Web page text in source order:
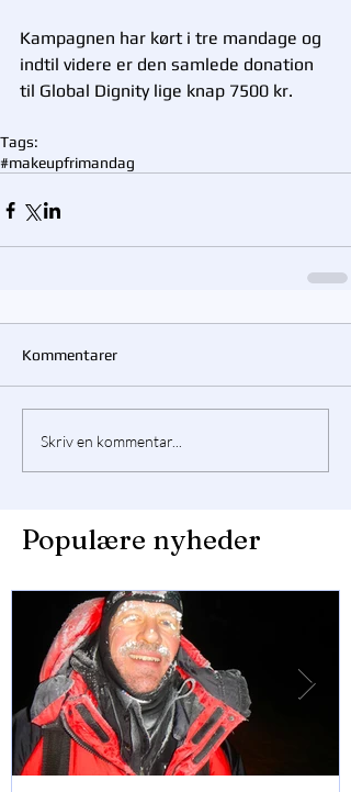
Kampagnen har kørt i tre mandage og
indtil videre er den samlede donation
til Global Dignity lige knap 7500 kr.
Tags:
#makeupfrimandag
Kommentarer
Skriv en kommentar...
Populære nyheder